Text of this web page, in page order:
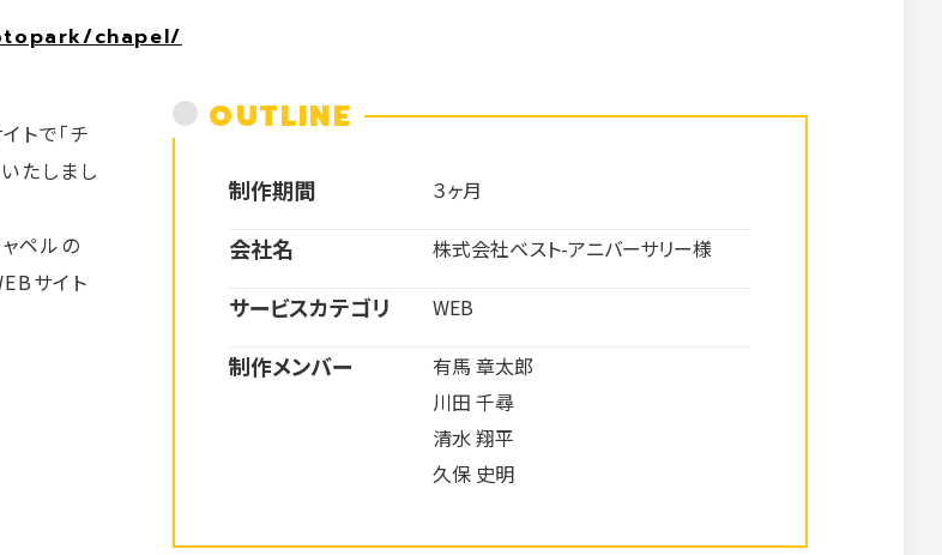
chapel/
トで「チ
たしまし
ペルの
サイト
OUTLINE
制作期間 ３ヶ月
会社名 株式会社ベスト-アニバーサリー様
サービスカテゴリ WEB
制作メンバー
有馬 章太郎
川田 千尋
清水 翔平
久保 史明